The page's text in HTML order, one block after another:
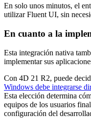
En solo unos minutos, el
utilizar Fluent UI, sin
En cuanto a la
Esta integración nativa
implementar sus
Con 4D 21 R2, puede
Windows debe integrarse
Esta elección determina
equipos de los usuarios
configuración del